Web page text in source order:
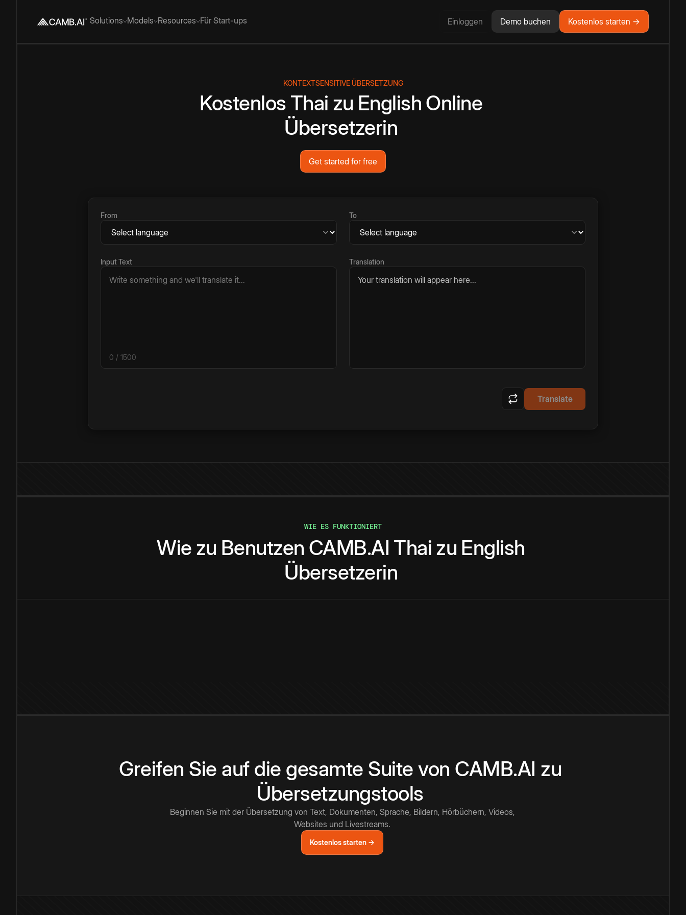
Solutions Models Resources Für Start-ups Einloggen Demo buchen Kostenlos starten →
KONTEXTSENSITIVE ÜBERSETZUNG
Kostenlos Thai zu English Online
Übersetzerin
Get started for free
From To
Input Text
0 / 1500
Translation
Your translation will appear here...
Translate
WIE ES FUNKTIONIERT
Wie zu Benutzen CAMB.AI Thai zu English
Übersetzerin
Greifen Sie auf die gesamte Suite von CAMB.AI zu
Übersetzungstools
Beginnen Sie mit der Übersetzung von Text, Dokumenten, Sprache, Bildern, Hörbüchern, Videos,
Websites und Livestreams.
Kostenlos starten →